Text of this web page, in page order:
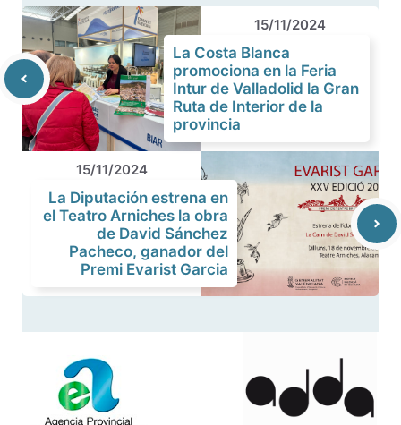
15/11/2024
La Costa Blanca
promociona en la Feria
Intur de Valladolid la Gran
Ruta de Interior de la
provincia
15/11/2024
La Diputación estrena en
el Teatro Arniches la obra
de David Sánchez
Pacheco, ganador del
Premi Evarist Garcia